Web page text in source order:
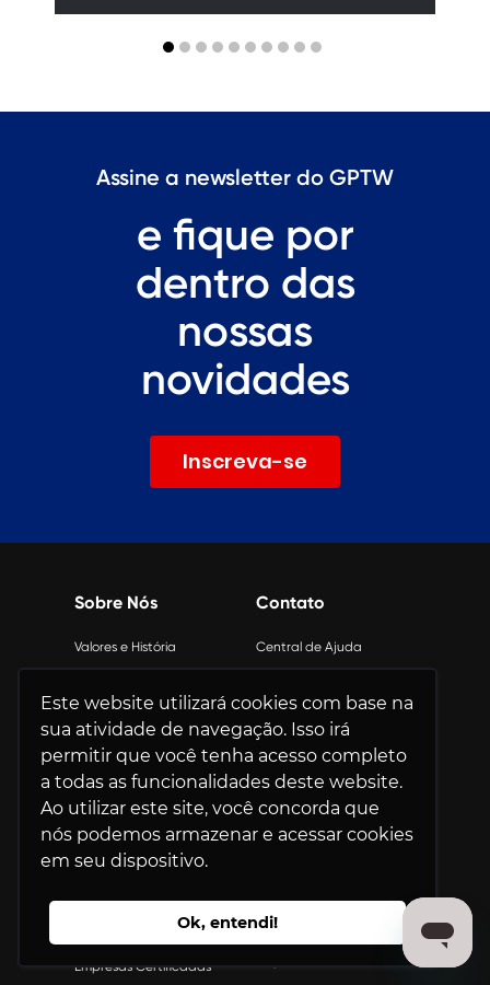
Este website utilizará cookies com base na
sua atividade de navegação. Isso irá
permitir que você tenha acesso completo
a todas as funcionalidades deste website.
Ao utilizar este site, você concorda que
nós podemos armazenar e acessar cookies
em seu dispositivo.
Ok, entendi!
Assine a newsletter do GPTW
e fique por
dentro das
nossas
novidades
Inscreva-se
Sobre Nós
Valores e História
Trabalhe Conosco
Depoimentos
GPTW e UKG
Sustentabilidade
FAQ
Contato
Central de Ajuda
Política de Privacidade
Fale Conosco
Empresas Certificadas